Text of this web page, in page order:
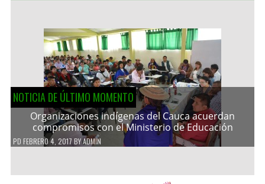
NOTICIA DE ÚLTIMO MOMENTO
Organizaciones indígenas del Cauca acuerdan
compromisos con el Ministerio de Educación
PD FEBRERO 4, 2017 BYADMIN